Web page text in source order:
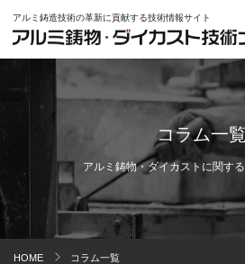
アルミ鋳造技術の革新に貢献する技術情報サイト
コラム一覧
アルミ鋳物・ダイカストに関す
HOME コラム一覧